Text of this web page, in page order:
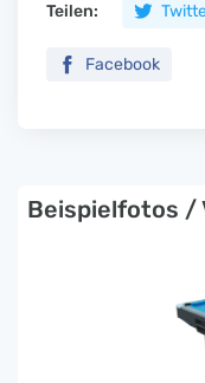
Teilen:
Facebook
Beispielfotos /